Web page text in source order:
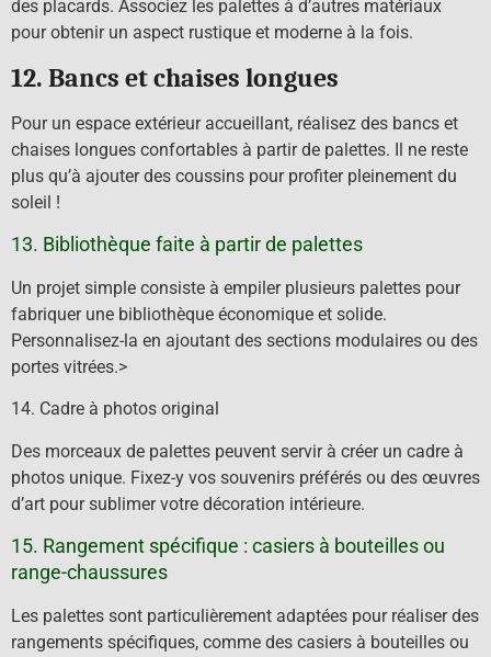
des placards. Associez les palettes à d’autres matériaux
pour obtenir un aspect rustique et moderne à la fois.
12. Bancs et chaises longues
Pour un espace extérieur accueillant, réalisez des bancs et
chaises longues confortables à partir de palettes. Il ne reste
plus qu’à ajouter des coussins pour profiter pleinement du
soleil !
13. Bibliothèque faite à partir de palettes
Un projet simple consiste à empiler plusieurs palettes pour
fabriquer une bibliothèque économique et solide.
Personnalisez-la en ajoutant des sections modulaires ou des
portes vitrées.>
14. Cadre à photos original
Des morceaux de palettes peuvent servir à créer un cadre à
photos unique. Fixez-y vos souvenirs préférés ou des œuvres
d’art pour sublimer votre décoration intérieure.
15. Rangement spécifique : casiers à bouteilles ou
range-chaussures
Les palettes sont particulièrement adaptées pour réaliser des
rangements spécifiques, comme des casiers à bouteilles ou